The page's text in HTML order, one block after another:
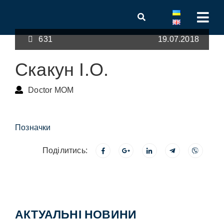
631 19.07.2018
Cкакун І.О.
Doctor MOM
Позначки
Поділитись:
АКТУАЛЬНІ НОВИНИ